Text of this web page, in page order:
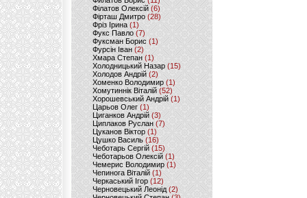
Філатов Олексій (6)
Фірташ Дмитро (28)
Фріз Ірина (1)
Фукс Павло (7)
Фуксман Борис (1)
Фурсін Іван (2)
Хмара Степан(1)
Холодницький Назар(15)
Холодов Андрій (2)
Хоменко Володимир (1)
Хомутиннік Віталій (52)
Хорошевський Андрій (1)
Царьов Олег (1)
Циганков Андрій (3)
Циплаков Руслан(7)
Цуканов Віктор (1)
Цушко Василь (16)
Чеботарь Сергій (15)
Чеботарьов Олексій (1)
Чемерис Володимир (1)
Чепинога Віталій (1)
Черкаський Ігор (12)
Черновецький Леонід(2)